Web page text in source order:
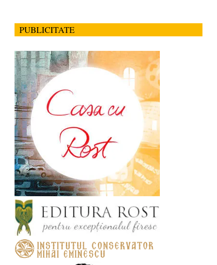
PUBLICITATE